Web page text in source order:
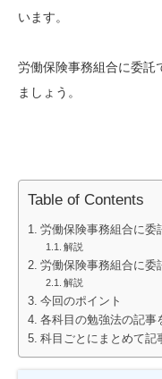
います。
労働保険事務組合に委託
ましょう。
Table of Contents
労働保険事務組合に委
解説
労働保険事務組合に委
解説
今回のポイント
各科目の勉強法の記事
科目ごとにまとめて記